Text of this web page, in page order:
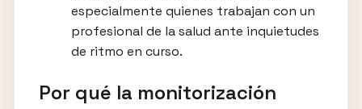
especialmente quienes trabajan con un
profesional de la salud ante inquietudes
de ritmo en curso.
Por qué la monitorización